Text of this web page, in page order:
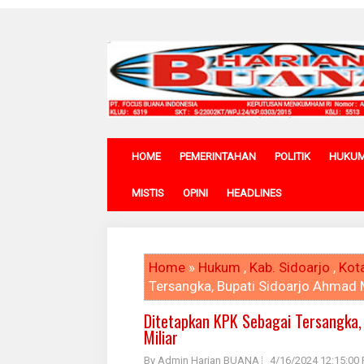
HOME PEMERINTAHAN POLITIK
MISTIS OPINI HEADLINES
Home » Hukum , Kab. Sidoarjo ,
Tersangka, Bupati Sidoarjo Ahmad
Ditetapkan KPK Sebagai
Miliar
By Admin Harian BUANA 4/16/2024 12:15:00